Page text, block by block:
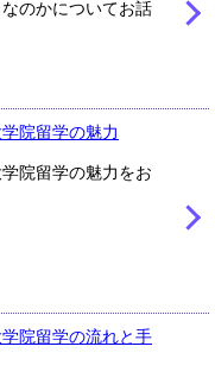
のかについてお話
院留学の魅力
院留学の魅力をお
院留学の流れと手